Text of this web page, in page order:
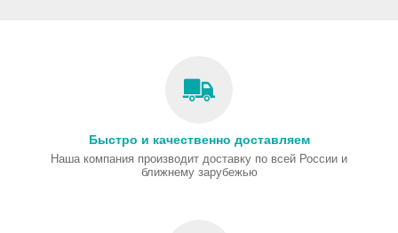
Быстро и качественно доставляем
Наша компания производит доставку по всей России и
ближнему зарубежью